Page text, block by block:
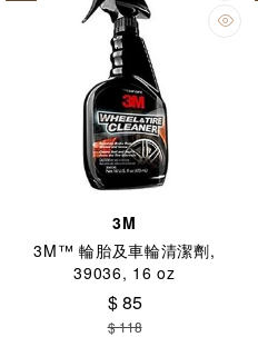
3M
3M™ 輪胎及車輪清潔劑,
39036, 16 oz
$ 85
$ 118